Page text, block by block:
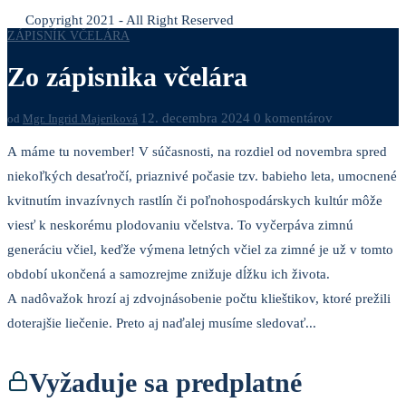
Copyright 2021 - All Right Reserved
ZÁPISNÍK VČELÁRA
Zo zápisnika včelára
od Mgr. Ingrid Majeriková 12. decembra 2024 0 komentárov
A máme tu november! V súčasnosti, na rozdiel od novembra spred
niekoľkých desaťročí, priaznivé počasie tzv. babieho leta, umocnené
kvitnutím invazívnych rastlín či poľnohospodárskych kultúr môže
viesť k neskorému plodovaniu včelstva. To vyčerpáva zimnú
generáciu včiel, keďže výmena letných včiel za zimné je už v tomto
období ukončená a samozrejme znižuje dĺžku ich života.
A nadôvažok hrozí aj zdvojnásobenie počtu klieštikov, ktoré prežili
doterajšie liečenie. Preto aj naďalej musíme sledovať...
Vyžaduje sa predplatné